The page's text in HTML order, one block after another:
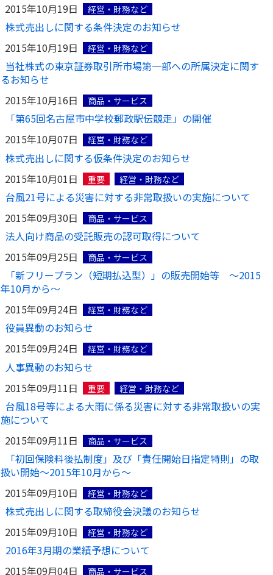
2015年10月19日
経営・財務など
株式売出しに関する条件決定のお知らせ
2015年10月19日
経営・財務など
当社株式の東京証券取引所市場第一部への所属決定に関す
るお知らせ
2015年10月16日
商品・サービス
「第65回名古屋市中学校郵政駅伝競走」の開催
2015年10月07日
経営・財務など
株式売出しに関する仮条件決定のお知らせ
2015年10月01日
重要 経営・財務など
台風21号による災害に対する非常取扱いの実施について
2015年09月30日
商品・サービス
法人向け商品の受託販売の認可取得について
2015年09月25日
商品・サービス
「新フリープラン（短期払込型）」の販売開始等 ～2015
年10月から～
2015年09月24日
経営・財務など
役員異動のお知らせ
2015年09月24日
経営・財務など
人事異動のお知らせ
2015年09月11日
重要 経営・財務など
台風18号等による大雨に係る災害に対する非常取扱いの実
施について
2015年09月11日
商品・サービス
「初回保険料後払制度」及び「責任開始日指定特則」の取
扱い開始～2015年10月から～
2015年09月10日
経営・財務など
株式売出しに関する取締役会決議のお知らせ
2015年09月10日
経営・財務など
2016年3月期の業績予想について
2015年09月04日
商品・サービス